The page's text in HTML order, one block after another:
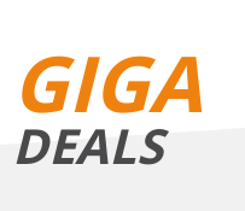
GIGA
DEALS